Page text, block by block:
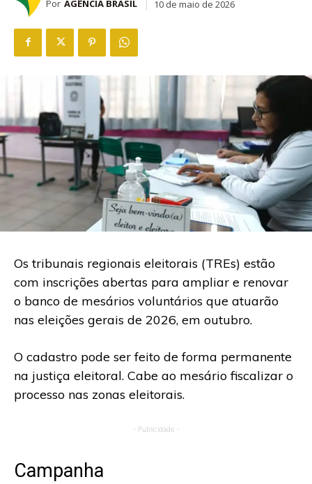
Por AGÊNCIA BRASIL 10 de maio de 2026
Os tribunais regionais eleitorais (TREs) estão
com inscrições abertas para ampliar e renovar
o banco de mesários voluntários que atuarão
nas eleições gerais de 2026, em outubro.
O cadastro pode ser feito de forma permanente
na justiça eleitoral. Cabe ao mesário fiscalizar o
processo nas zonas eleitorais.
- Publicidade -
Campanha